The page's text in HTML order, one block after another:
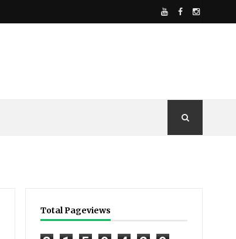
Total Pageviews